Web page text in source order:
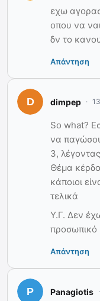
εχω
οπου να
δν το
Απάντηση
dimpep
So what?
να
3,
Θέμα
κάποιοι
τελικά
Υ.Γ. Δεν
προσωπικό
Απάντηση
Panagiotis